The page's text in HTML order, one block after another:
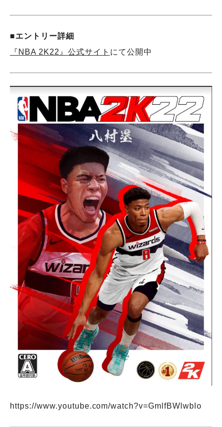
■エントリー詳細
『NBA 2K22』公式サイト にて公開中
https://www.youtube.com/watch?v=GmlfBWlwblo